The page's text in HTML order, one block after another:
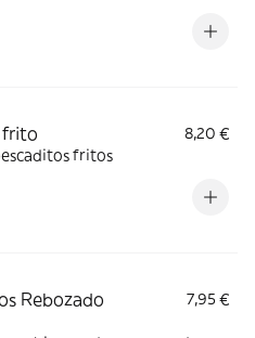
frito
8,20 €
fritos
Rebozado
7,95 €